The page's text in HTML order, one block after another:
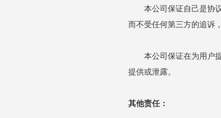
本公司保证自己是协议
而不受任何第三方的追诉
本公司保证在为用户提
提供或泄露。
其他责任：